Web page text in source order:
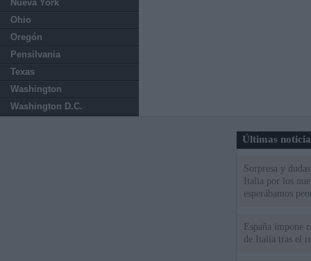
Nueva York
Ohio
Oregón
Pensilvania
Texas
Washington
Washington D.C.
Últimas
Sorpresa y
Italia por los
esperábamos
España impone
de Italia tras el